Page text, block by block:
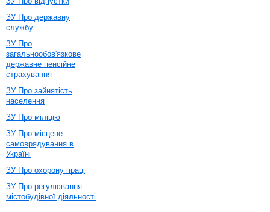
ЗУ Про державну
службу
ЗУ Про
загальнообов'язкове
державне пенсійне
страхування
ЗУ Про зайнятість
населення
ЗУ Про міліцію
ЗУ Про місцеве
самоврядування в
Україні
ЗУ Про охорону праці
ЗУ Про регулювання
містобудівної діяльності